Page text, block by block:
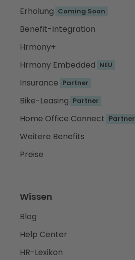
Erholung Coming Soon
Benefit-Integration
Hrmony+
Hrmony Embedded NEU
Insurance Partner
Bike-Leasing Partner
Home Office Connect Partner
Weitere Benefits
Preise
Wissen
Blog
Help Center
HR-Lexikon